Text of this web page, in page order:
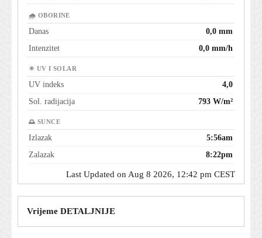
🌧 OBORINE
Danas
0,0 mm
Intenzitet
0,0 mm/h
☀ UV I SOLAR
UV indeks
4,0
Sol. radijacija
793 W/m²
🌅 SUNCE
Izlazak
5:56am
Zalazak
8:22pm
Last Updated on Aug 8 2026, 12:42 pm CEST
Vrijeme DETALJNIJE